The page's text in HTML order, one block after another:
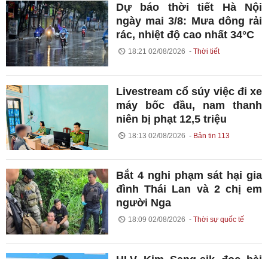
Dự báo thời tiết Hà Nội
ngày mai 3/8: Mưa dông rải
rác, nhiệt độ cao nhất 34°C
18:21 02/08/2026 Thời tiết
Livestream cổ súy việc đi xe
máy bốc đầu, nam thanh
niên bị phạt 12,5 triệu
18:13 02/08/2026 Bản tin 113
Bắt 4 nghi phạm sát hại gia
đình Thái Lan và 2 chị em
người Nga
18:09 02/08/2026 Thời sự quốc tế